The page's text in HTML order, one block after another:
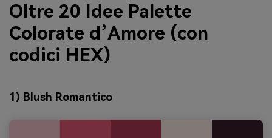
Oltre 20 Idee Palette
Colorate d’Amore (con
codici HEX)
1) Blush Romantico